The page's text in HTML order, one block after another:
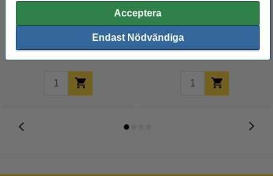
Acceptera
Endast Nödvändiga
Brother TZe-111 | svart text -
transparent märkband | 6mm x
Brother TZe-611 | svart text - gul
märkband | 6mm x 8m (original)